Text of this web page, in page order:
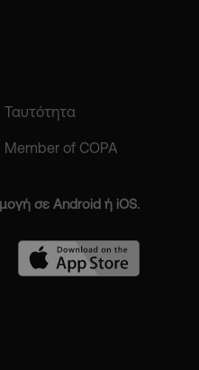
Ταυτότητα
Member of COPA
σε Android ή iOS.